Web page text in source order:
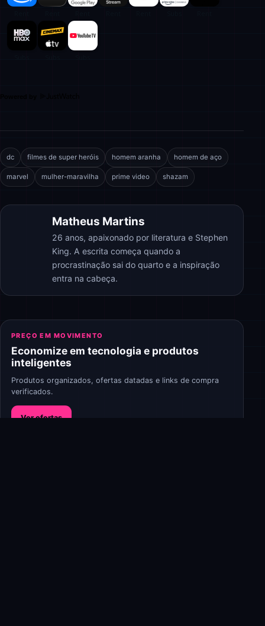
dc filmes de super heróis homem aranha homem de aço
marvel mulher-maravilha prime video shazam
Matheus Martins
26 anos, apaixonado por literatura e Stephen
King. A escrita começa quando a
procrastinação sai do quarto e a inspiração
entra na cabeça.
PREÇO EM MOVIMENTO
Economize em tecnologia e produtos
inteligentes
Produtos organizados, ofertas datadas e links de compra
verificados.
Ver ofertas